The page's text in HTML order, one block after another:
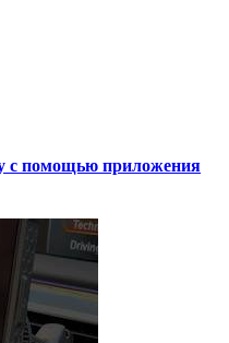
с помощью приложения